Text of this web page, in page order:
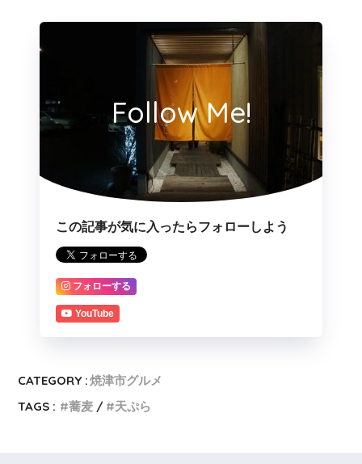
Follow Me!
この記事が気に入ったらフォローしよう
フォローする
YouTube
CATEGORY :焼津市グルメ
TAGS :
蕎麦 天ぷら